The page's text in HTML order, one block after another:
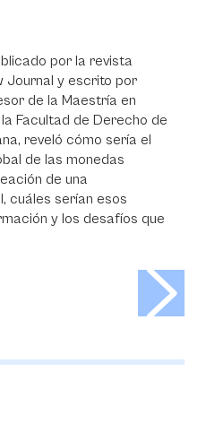
por la revista
Journal y escrito por
de la Maestría en
Facultad de Derecho de
reveló cómo sería el
de las monedas
de una
cuáles serían esos
y los desafíos que